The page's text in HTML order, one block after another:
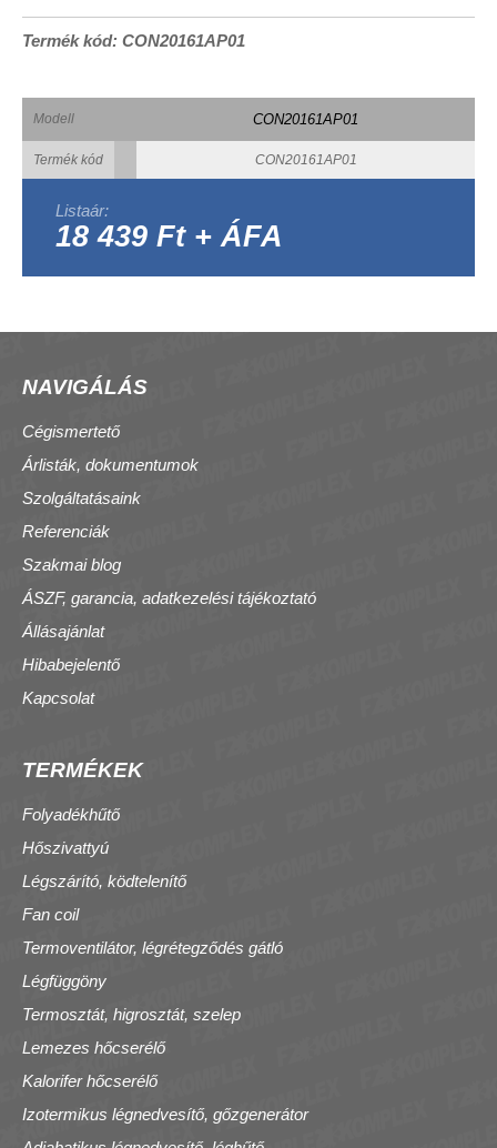
Termék kód: CON20161AP01
Modell CON20161AP01
Termék kód CON20161AP01
Listaár:
18 439 Ft + ÁFA
NAVIGÁLÁS
Cégismertető
Árlisták, dokumentumok
Szolgáltatásaink
Referenciák
Szakmai blog
ÁSZF, garancia, adatkezelési tájékoztató
Állásajánlat
Hibabejelentő
Kapcsolat
TERMÉKEK
Folyadékhűtő
Hőszivattyú
Légszárító, ködtelenítő
Fan coil
Termoventilátor, légrétegződés gátló
Légfüggöny
Termosztát, higrosztát, szelep
Lemezes hőcserélő
Kalorifer hőcserélő
Izotermikus légnedvesítő, gőzgenerátor